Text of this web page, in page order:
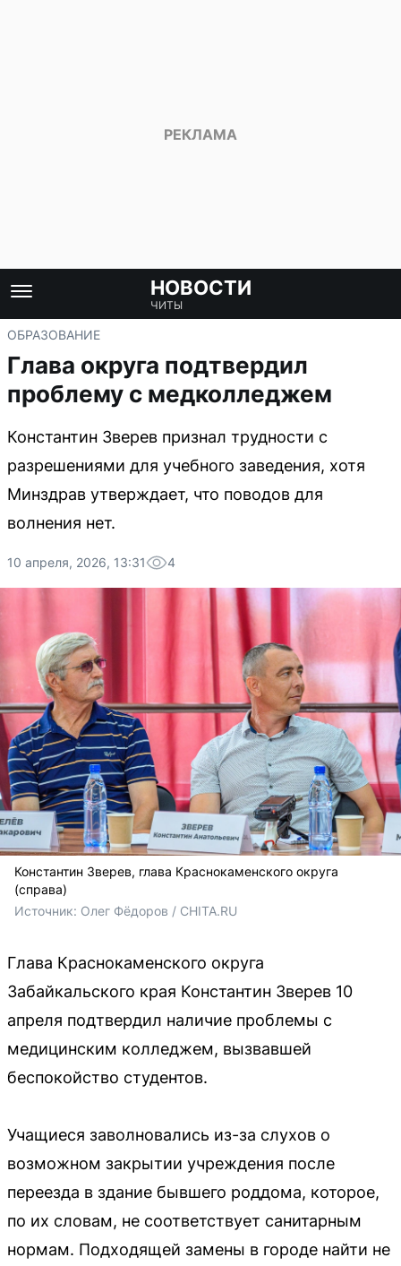
НОВОСТИ
ЧИТЫ
ОБРАЗОВАНИЕ
Глава округа подтвердил
проблему с медколледжем
Константин Зверев признал трудности с
разрешениями для учебного заведения, хотя
Минздрав утверждает, что поводов для
волнения нет.
10 апреля, 2026, 13:31 4
Константин Зверев, глава Краснокаменского округа
(справа)
Источник: Олег Фёдоров / CHITA.RU
Глава Краснокаменского округа
Забайкальского края Константин Зверев 10
апреля подтвердил наличие проблемы с
медицинским колледжем, вызвавшей
беспокойство студентов.
Учащиеся заволновались из-за слухов о
возможном закрытии учреждения после
переезда в здание бывшего роддома, которое,
по их словам, не соответствует санитарным
нормам. Подходящей замены в городе найти не